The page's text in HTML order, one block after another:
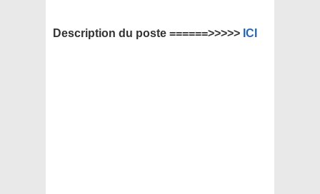
Description du poste ======>>>>> ICI